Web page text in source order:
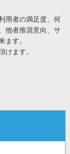
用者の満足度、何
他者推奨意向、サ
ます。
けます。